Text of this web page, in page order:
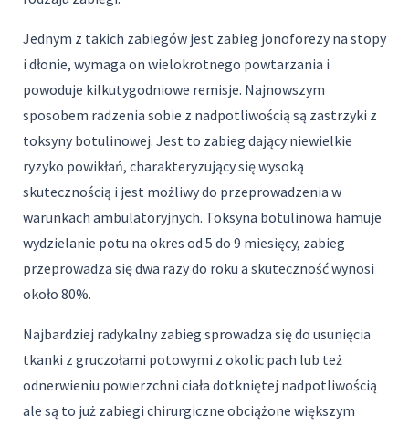
Jednym z takich zabiegów jest zabieg jonoforezy na stopy
i dłonie, wymaga on wielokrotnego powtarzania i
powoduje kilkutygodniowe remisje. Najnowszym
sposobem radzenia sobie z nadpotliwością są zastrzyki z
toksyny botulinowej. Jest to zabieg dający niewielkie
ryzyko powikłań, charakteryzujący się wysoką
skutecznością i jest możliwy do przeprowadzenia w
warunkach ambulatoryjnych. Toksyna botulinowa hamuje
wydzielanie potu na okres od 5 do 9 miesięcy, zabieg
przeprowadza się dwa razy do roku a skuteczność wynosi
około 80%.
Najbardziej radykalny zabieg sprowadza się do usunięcia
tkanki z gruczołami potowymi z okolic pach lub też
odnerwieniu powierzchni ciała dotkniętej nadpotliwością
ale są to już zabiegi chirurgiczne obciążone większym